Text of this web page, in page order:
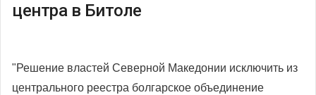
центра в Битоле
"Решение властей Северной Македонии исключить из
центрального реестра болгарское объединение